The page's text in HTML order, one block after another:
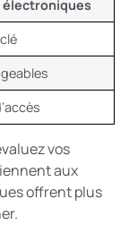
électroniques
vos
aux
offrent plus